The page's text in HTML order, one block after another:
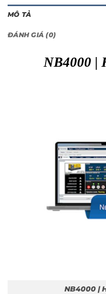
MÔ TẢ
ĐÁNH GIÁ (0)
NB4000 |
NB4000 |